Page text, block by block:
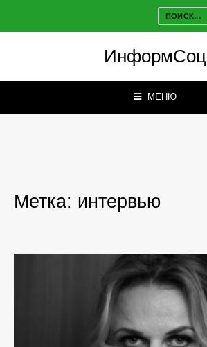
ИнформСоц
МЕНЮ
Метка: интервью